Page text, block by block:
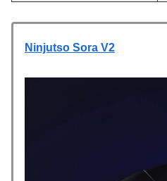
Ninjutso Sora V2